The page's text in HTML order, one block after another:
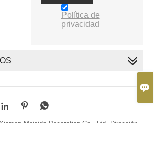

Política de
privacidad
  
Meisida Decoration Co., Ltd. Dirección